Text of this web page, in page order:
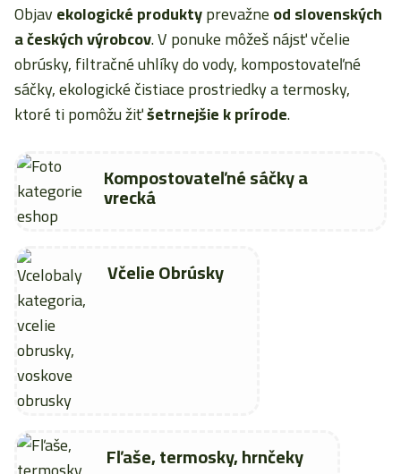
Objavekologické produktyprevažneod slovenských
a českých výrobcov. V ponuke môžeš nájsť včelie
obrúsky, filtračné uhlíky do vody, kompostovateľné
sáčky, ekologické čistiace prostriedky a termosky,
ktoré ti pomôžu žiťšetrnejšie k prírode.
Kompostovateľné sáčky a
vrecká
Včelie Obrúsky
Fľaše, termosky, hrnčeky